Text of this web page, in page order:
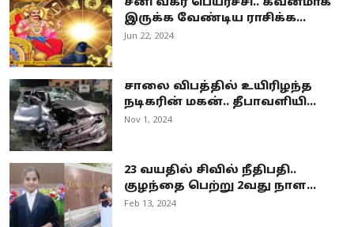
இருக்க வேண்டிய ராசிக்க...
Jun 22, 2024
சாலை விபத்தில் உயிரிழந்த
நடிகரின் மகன்.. தீபாவளியி...
Nov 1, 2024
23 வயதில் சிவில் நீதிபதி..
குழந்தை பெற்று 2வது நாள...
Feb 13, 2024